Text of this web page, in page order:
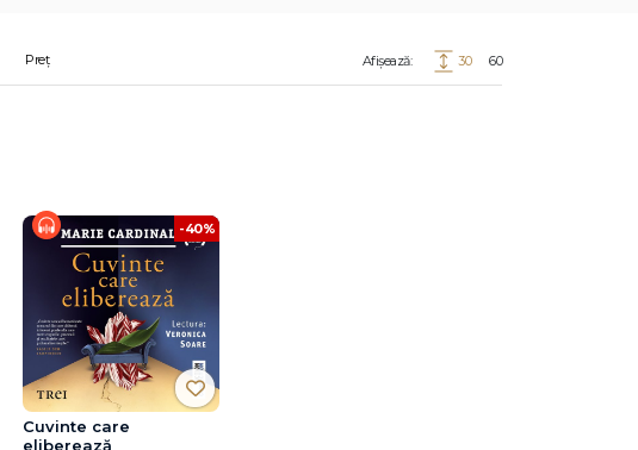
Preț Afișează: 30 60
-40%
Cuvinte care
eliberează